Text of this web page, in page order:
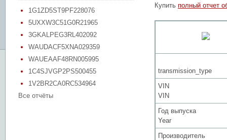
1G1ZD5ST9PF228076
5UXXW3C51G0R21965
3GKALPEG3RL402092
WAUDACF5XNA029359
WAUEAAF48RN005995
1C4SJVGP2PS500455
1V2BR2CA0RC534964
Все отчёты
Купить полный отчет
transmission_type
VIN
VIN
Год выпуска
Year
Производитель